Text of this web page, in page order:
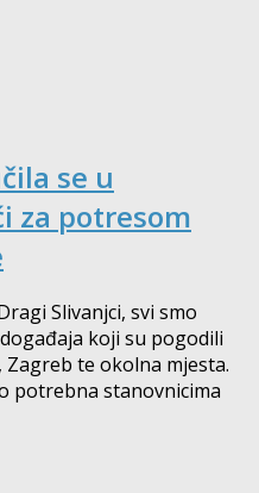
se u
za potresom
Slivanjci, svi smo
koji su pogodili
Zagreb te okolna mjesta.
potrebna stanovnicima